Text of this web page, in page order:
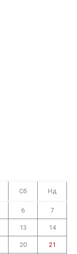
Сб Нд
6 7
13 14
20 21